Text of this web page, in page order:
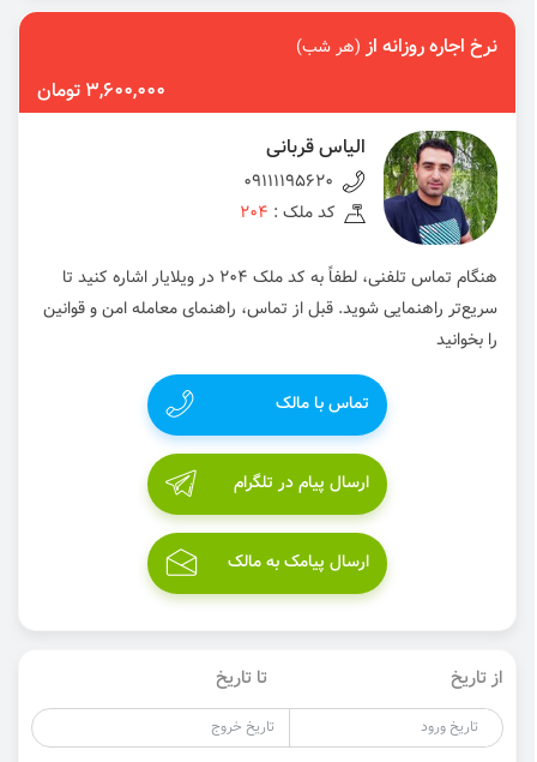
نرخ اجاره روزانه از(هر شب)
3,600,000 تومان
الیاس قربانی
09111195620
کد ملک : 204
هنگام تماس تلفنی، لطفاً به کد ملک 204 در ویلایار اشاره کنید تا
سریع‌تر راهنمایی شوید. قبل از تماس، راهنمای معامله امن و قوانین
را بخوانید
تماس با مالک
ارسال پیام در تلگرام
ارسال پیامک به مالک
از تاریخ تا تاریخ